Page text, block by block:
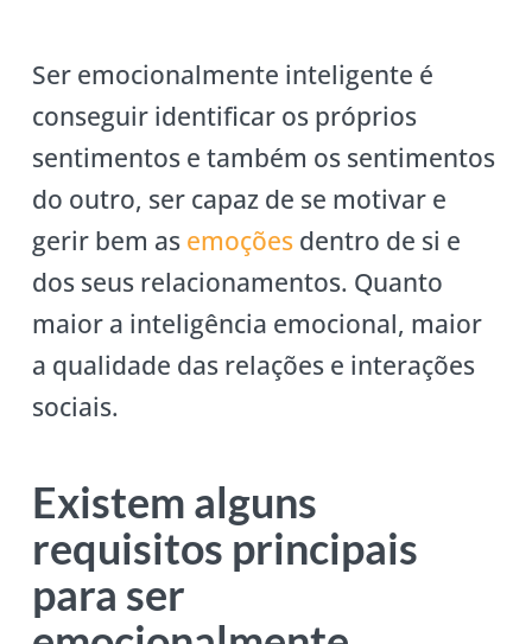
Ser emocionalmente inteligente é
conseguir identificar os próprios
sentimentos e também os sentimentos
do outro, ser capaz de se motivar e
gerir bem as emoçõesdentro de si e
dos seus relacionamentos. Quanto
maior a inteligência emocional, maior
a qualidade das relações e interações
sociais.
Existem alguns
requisitos principais
para ser